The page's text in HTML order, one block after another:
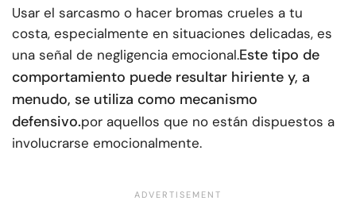
Usar el sarcasmo o hacer bromas crueles a tu
costa, especialmente en situaciones delicadas, es
una señal de negligencia emocional.Este tipo de
comportamiento puede resultar hiriente y, a
menudo, se utiliza como mecanismo
defensivo.por aquellos que no están dispuestos a
involucrarse emocionalmente.